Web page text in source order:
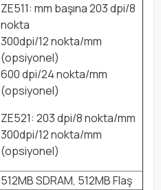
ZE511: mm başına 203 dpi/8
nokta
300dpi/12 nokta/mm
(opsiyonel)
600 dpi/24 nokta/mm
(opsiyonel)
ZE521: 203 dpi/8 nokta/mm
300dpi/12 nokta/mm
(opsiyonel)
512MB SDRAM, 512MB Flaş